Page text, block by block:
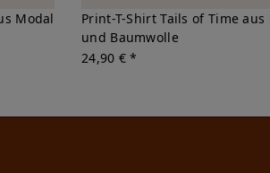
Modal
Print-T-Shirt Tails of Time aus
und Baumwolle
24,90 € *